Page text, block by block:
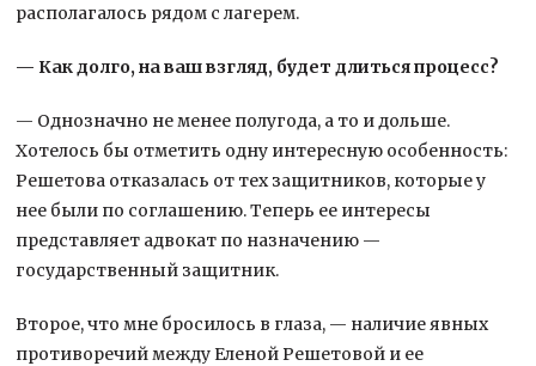
располагалось рядом с лагерем.
— Как долго, на ваш взгляд, будет длиться процесс?
— Однозначно не менее полугода, а то и дольше.
Хотелось бы отметить одну интересную особенность:
Решетова отказалась от тех защитников, которые у
нее были по соглашению. Теперь ее интересы
представляет адвокат по назначению —
государственный защитник.
Второе, что мне бросилось в глаза, — наличие явных
противоречий между Еленой Решетовой и ее